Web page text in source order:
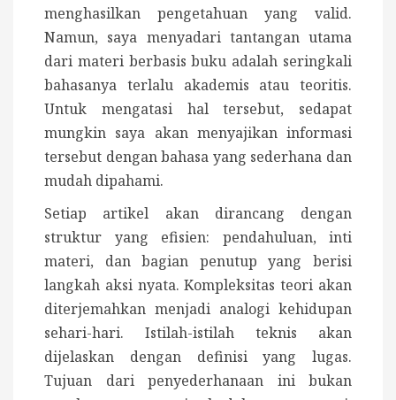
menghasilkan pengetahuan yang valid.
Namun, saya menyadari tantangan utama
dari materi berbasis buku adalah seringkali
bahasanya terlalu akademis atau teoritis.
Untuk mengatasi hal tersebut, sedapat
mungkin saya akan menyajikan informasi
tersebut dengan bahasa yang sederhana dan
mudah dipahami.
Setiap artikel akan dirancang dengan
struktur yang efisien: pendahuluan, inti
materi, dan bagian penutup yang berisi
langkah aksi nyata. Kompleksitas teori akan
diterjemahkan menjadi analogi kehidupan
sehari-hari. Istilah-istilah teknis akan
dijelaskan dengan definisi yang lugas.
Tujuan dari penyederhanaan ini bukan